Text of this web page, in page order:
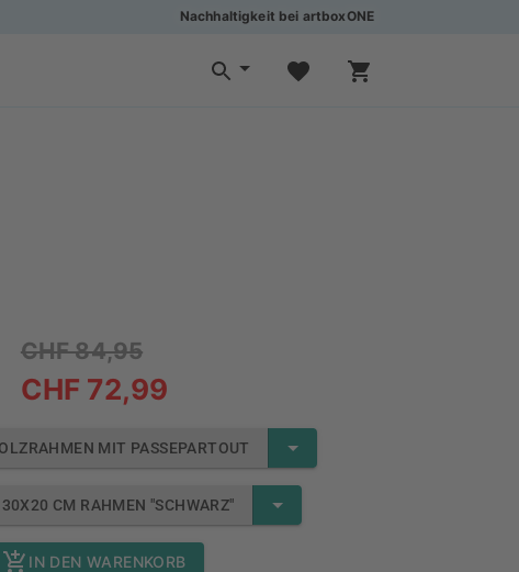
Nachhaltigkeit bei artboxONE
CHF 84,95
CHF 72,99
MIT PASSEPARTOUT
CM RAHMEN "SCHWARZ"
IN DEN WARENKORB